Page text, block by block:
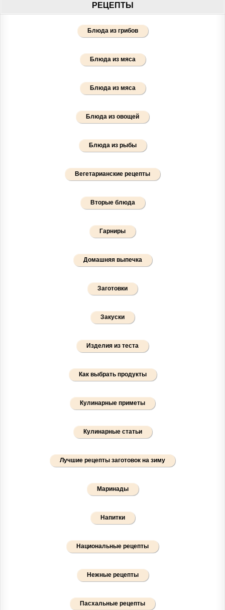
РЕЦЕПТЫ
Блюда из грибов
Блюда из мяса
Блюда из мяса
Блюда из овощей
Блюда из рыбы
Вегетарианские рецепты
Вторые блюда
Гарниры
Домашняя выпечка
Заготовки
Закуски
Изделия из теста
Как выбрать продукты
Кулинарные приметы
Кулинарные статьи
Лучшие рецепты заготовок на зиму
Маринады
Напитки
Национальные рецепты
Нежные рецепты
Пасхальные рецепты